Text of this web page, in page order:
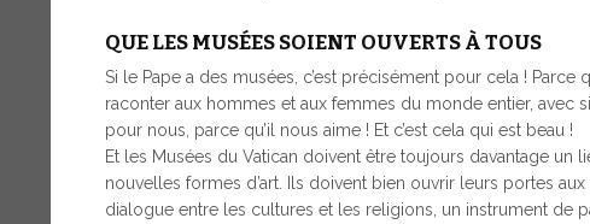
QUE LES MUSÉES SOIENT OUVERTS À TOUS
Si le Pape a des musées, c’est précisément pour cela !
raconter aux hommes et aux femmes du monde entier,
pour nous, parce qu’il nous aime ! Et c’est cela qui est beau !
Et les Musées du Vatican doivent être toujours davantage un
nouvelles formes d’art. Ils doivent bien ouvrir leurs portes
dialogue entre les cultures et les religions, un instrument de